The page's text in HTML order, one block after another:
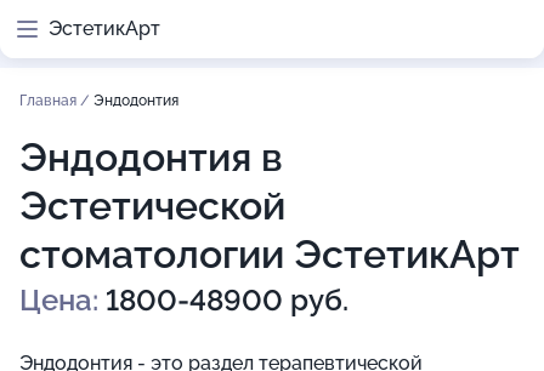
ЭстетикАрт
Главная / Эндодонтия
Эндодонтия в
Эстетической
стоматологии ЭстетикАрт
Цена: 1800-48900 руб.
Эндодонтия - это раздел терапевтической